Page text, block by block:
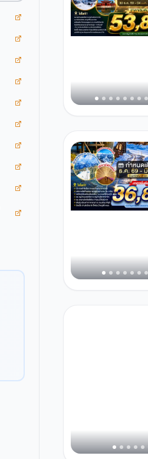
เมืองทาคายาม่า
เมืองเกียวโต
เมืองโอซาก้า
หมู่บ้านชิราคาวาโกะ
เมืองนาโกย่า
หมู่บ้านมรดกชิราคาวาโกะ
ที่ว่าการอำเภอเก่าเมืองทาคายาม่า